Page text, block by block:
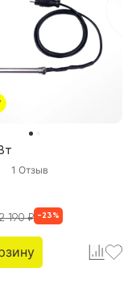
1 Отзыв
190₽ - 23 %